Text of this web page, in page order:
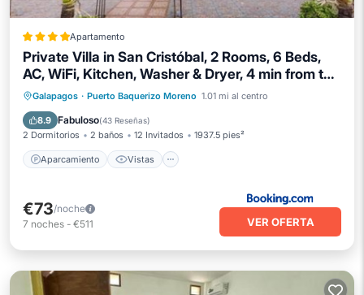
Apartamento
Private Villa in San Cristóbal, 2 Rooms, 6 Beds,
AC, WiFi, Kitchen, Washer & Dryer, 4 min from the
airport - Tropical - Galápagos Home
Galapagos · Puerto Baquerizo Moreno 1.01 mi al centro
8.9 Fabuloso(43 Reseñas)
2 Dormitorios 2 baños 12 Invitados 1937.5 pies²
Aparcamiento Vistas
Aparcamiento
Vistas
Aire acondicionado
€73/noche
7 noches - €511 VER OFERTA